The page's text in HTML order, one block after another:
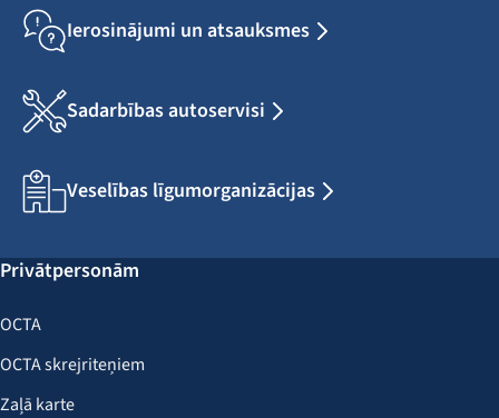
Ierosinājumi un atsauksmes
Sadarbības autoservisi
Veselības līgumorganizācijas
Privātpersonām
OCTA
OCTA skrejriteņiem
Zaļā karte